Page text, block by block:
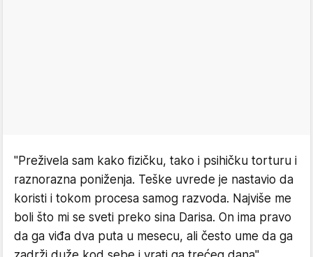
"Preživela sam kako fizičku, tako i psihičku torturu i
raznorazna poniženja. Teške uvrede je nastavio da
koristi i tokom procesa samog razvoda. Najviše me
boli što mi se sveti preko sina Darisa. On ima pravo
da ga viđa dva puta u mesecu, ali često ume da ga